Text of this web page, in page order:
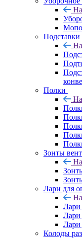
Подставки
Полки
Зонты
Лари для
Лари
Лари
Лари
Колоды